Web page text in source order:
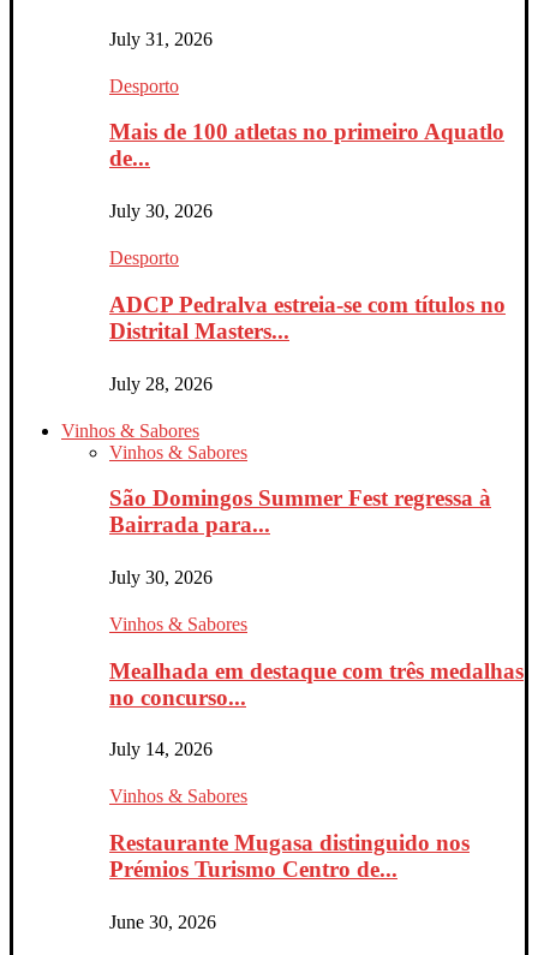
July 31, 2026
Desporto
Mais de 100 atletas no primeiro Aquatlo
de...
July 30, 2026
Desporto
ADCP Pedralva estreia-se com títulos no
Distrital Masters...
July 28, 2026
Vinhos & Sabores
Vinhos & Sabores
São Domingos Summer Fest regressa à
Bairrada para...
July 30, 2026
Vinhos & Sabores
Mealhada em destaque com três medalhas
no concurso...
July 14, 2026
Vinhos & Sabores
Restaurante Mugasa distinguido nos
Prémios Turismo Centro de...
June 30, 2026